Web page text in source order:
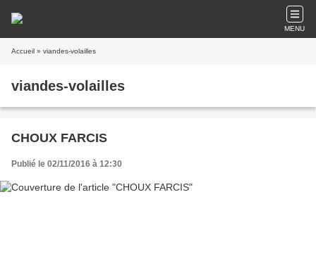
MENU
Accueil » viandes-volailles
viandes-volailles
CHOUX FARCIS
Publié le 02/11/2016 à 12:30